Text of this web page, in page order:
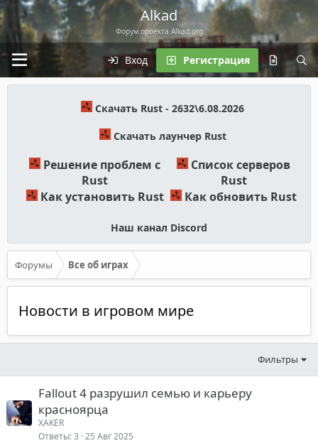
Alkad
Форум проекта Alkad.org
Вход Регистрация
Скачать Rust - 2632\6.08.2026
Скачать лаунчер Rust
Решение проблем с
Rust
Список серверов
Rust
Как установить Rust
Как обновить Rust
Наш канал Discord
Форумы Все об играх
Новости в игровом мире
Фильтры
Fallout 4 разрушил семью и карьеру
красноярца
XAKER
Ответы 3 25 Авг 2025